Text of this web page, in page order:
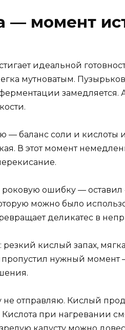
— момент
идеальной
мутноватым. Пузырьков
замедляется.
— баланс соли и кислоты
В этот момент
ошибку — оставил
можно было
деликатес в
кислый запах,
нужный момент
отправляю. Кислый
при нагревании